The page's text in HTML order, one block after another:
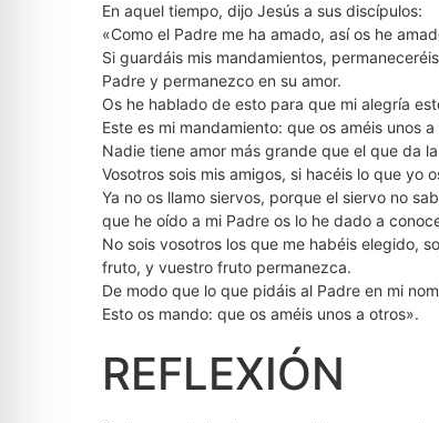
En aquel tiempo, dijo Jesús a sus discípulos:
«Como el Padre me ha amado, así os he
Si guardáis mis mandamientos,
Padre y permanezco en su amor.
Os he hablado de esto para que mi alegría
Este es mi mandamiento: que os améis unos
Nadie tiene amor más grande que el que da
Vosotros sois mis amigos, si hacéis lo que yo
Ya no os llamo siervos, porque el siervo no
que he oído a mi Padre os lo he dado a
No sois vosotros los que me habéis elegido,
fruto, y vuestro fruto permanezca.
De modo que lo que pidáis al Padre en mi
Esto os mando: que os améis unos a otros».
REFLEXIÓN